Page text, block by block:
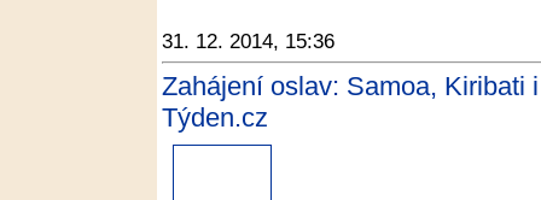
31. 12. 2014, 15:36
Zahájení oslav: Samoa, Kiribati
Týden.cz